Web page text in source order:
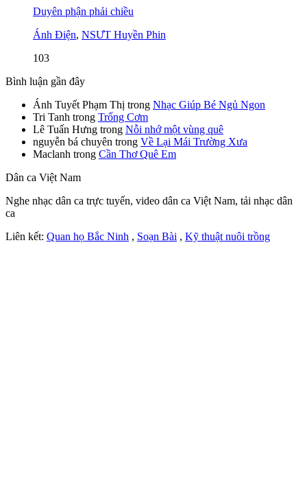
Duyên phận phải chiều
Ánh Điện, NSƯT Huyền Phin
103
Bình luận gần đây
Ánh Tuyết Phạm Thị trong Nhạc Giúp Bé Ngủ Ngon
Tri Tanh trong Trống Cơm
Lê Tuấn Hưng trong Nỗi nhớ một vùng quê
nguyễn bá chuyên trong Về Lại Mái Trường Xưa
Maclanh trong Cần Thơ Quê Em
Dân ca Việt Nam
Nghe nhạc dân ca trực tuyến, video dân ca Việt Nam, tải nhạc dân
ca
Liên kết: Quan họ Bắc Ninh , Soạn Bài , Kỹ thuật nuôi trồng